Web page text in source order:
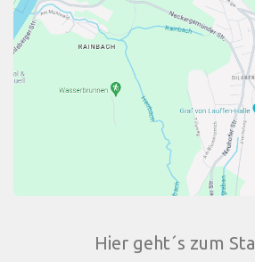
Hier geht´s zum